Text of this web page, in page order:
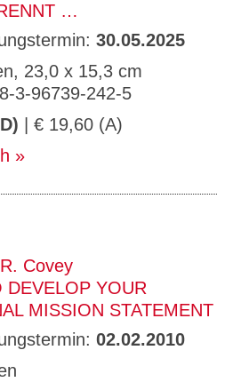
…
30.05.2025
23,0 x 15,3 cm
3-96739-242-5
| € 19,60 (A)
Covey
DEVELOP YOUR
MISSION STATEMENT
02.02.2010